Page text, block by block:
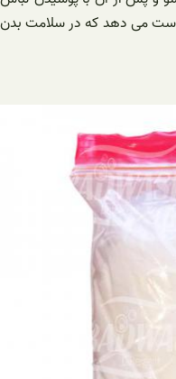
دست می دهد که در سلامت بدن